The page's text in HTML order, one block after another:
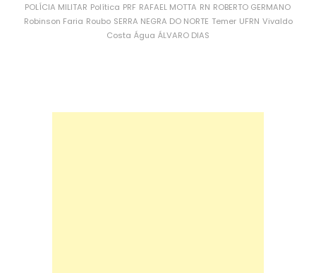
POLÍCIA MILITAR Política PRF RAFAEL MOTTA RN ROBERTO GERMANO
Robinson Faria Roubo SERRA NEGRA DO NORTE Temer UFRN Vivaldo
Costa Água ÁLVARO DIAS